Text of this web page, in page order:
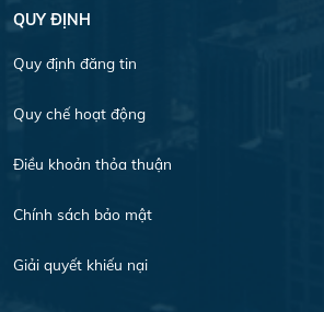
QUY ĐỊNH
Quy định đăng tin
Quy chế hoạt động
Điều khoản thỏa thuận
Chính sách bảo mật
Giải quyết khiếu nại